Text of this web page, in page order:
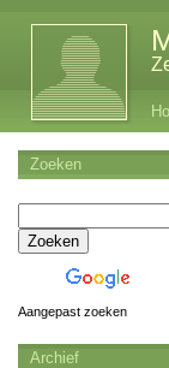
Zoeken
Aangepast zoeken
Archief